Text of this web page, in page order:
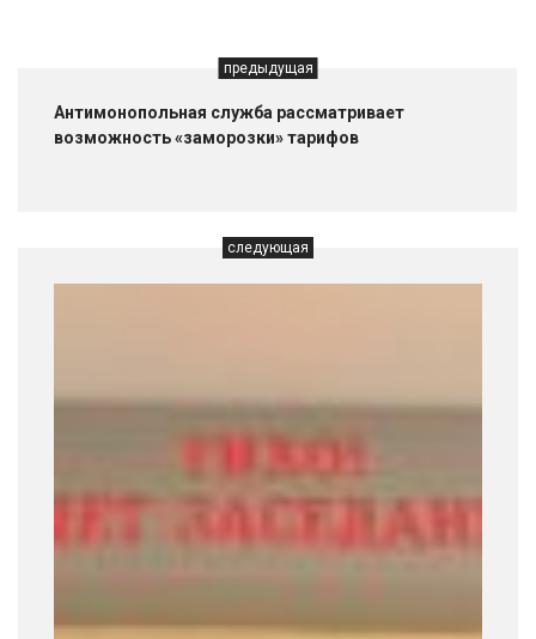
предыдущая
Антимонопольная служба рассматривает
возможность «заморозки» тарифов
следующая